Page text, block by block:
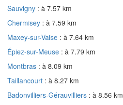
Sauvigny : à 7.57 km
Chermisey : à 7.59 km
Maxey-sur-Vaise : à 7.64 km
Épiez-sur-Meuse : à 7.79 km
Montbras : à 8.09 km
Taillancourt : à 8.27 km
Badonvilliers-Gérauvilliers : à 8.56 km